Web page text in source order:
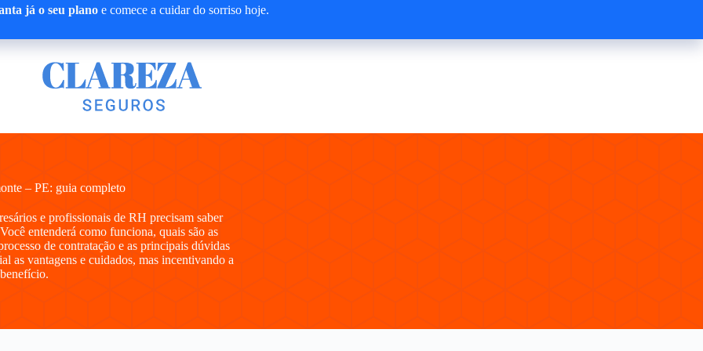
já o seu planoe comece a cuidar do sorriso hoje.
– PE: guia completo
e profissionais de RH precisam saber
entenderá como funciona, quais são as
de contratação e as principais dúvidas
as vantagens e cuidados, mas incentivando a